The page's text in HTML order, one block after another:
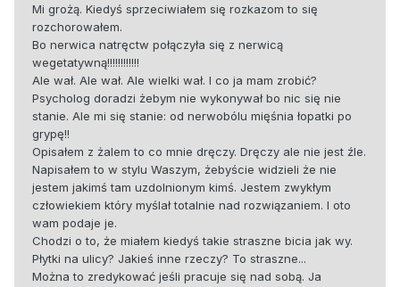
Mi grożą. Kiedyś sprzeciwiałem się rozkazom to się
rozchorowałem.
Bo nerwica natręctw połączyła się z nerwicą
wegetatywną!!!!!!!!!!!!
Ale wał. Ale wał. Ale wielki wał. I co ja mam zrobić?
Psycholog doradzi żebym nie wykonywał bo nic się nie
stanie. Ale mi się stanie: od nerwobólu mięśnia łopatki po
grypę!!
Opisałem z żalem to co mnie dręczy. Dręczy ale nie jest źle.
Napisałem to w stylu Waszym, żebyście widzieli że nie
jestem jakimś tam uzdolnionym kimś. Jestem zwykłym
człowiekiem który myślał totalnie nad rozwiązaniem. I oto
wam podaje je.
Chodzi o to, że miałem kiedyś takie straszne bicia jak wy.
Płytki na ulicy? Jakieś inne rzeczy? To straszne...
Można to zredykować jeśli pracuje się nad sobą. Ja